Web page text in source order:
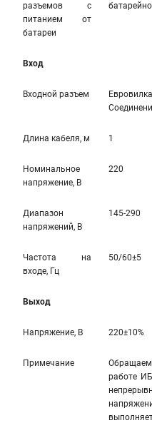
разъемов с
питанием от
батареи
Вход
Входной разъем
Длина кабеля, м 1
Номинальное
напряжение, В
220
Диапазон
напряжений, В
145-290
Частота на
входе, Гц
50/60±5
Выход
Напряжение, В 220±10%
Примечание
работе